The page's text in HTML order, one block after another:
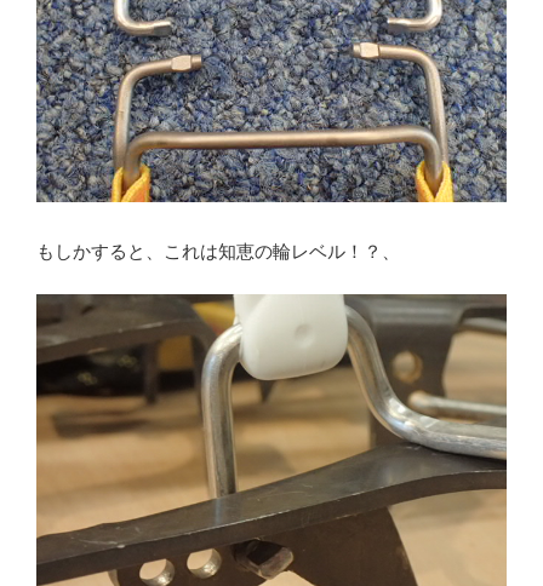
もしかすると、これは知恵の輪レベル！？、